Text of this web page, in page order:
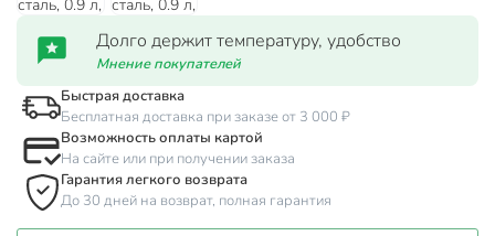
Долго держит температуру, удобство
Мнение покупателей
Быстрая доставка
Бесплатная доставка при заказе от 3 000 ₽
Возможность оплаты картой
На сайте или при получении заказа
Гарантия легкого возврата
До 30 дней на возврат, полная гарантия